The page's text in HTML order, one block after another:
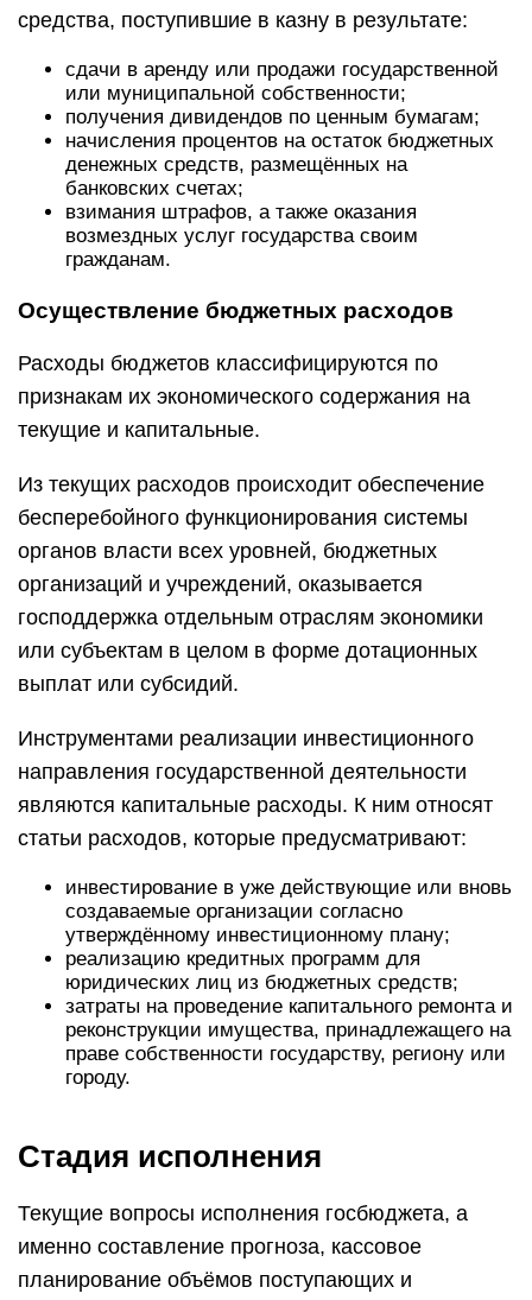
средства, поступившие в казну в результате:
сдачи в аренду или продажи государственной
или муниципальной собственности;
получения дивидендов по ценным бумагам;
начисления процентов на остаток бюджетных
денежных средств, размещённых на
банковских счетах;
взимания штрафов, а также оказания
возмездных услуг государства своим
гражданам.
Осуществление бюджетных расходов
Расходы бюджетов классифицируются по
признакам их экономического содержания на
текущие и капитальные.
Из текущих расходов происходит обеспечение
бесперебойного функционирования системы
органов власти всех уровней, бюджетных
организаций и учреждений, оказывается
господдержка отдельным отраслям экономики
или субъектам в целом в форме дотационных
выплат или субсидий.
Инструментами реализации инвестиционного
направления государственной деятельности
являются капитальные расходы. К ним относят
статьи расходов, которые предусматривают:
инвестирование в уже действующие или вновь
создаваемые организации согласно
утверждённому инвестиционному плану;
реализацию кредитных программ для
юридических лиц из бюджетных средств;
затраты на проведение капитального ремонта и
реконструкции имущества, принадлежащего на
праве собственности государству, региону или
городу.
Стадия исполнения
Текущие вопросы исполнения госбюджета, а
именно составление прогноза, кассовое
планирование объёмов поступающих и